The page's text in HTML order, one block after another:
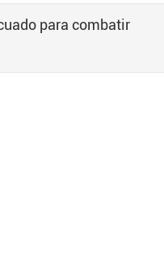
para combatir